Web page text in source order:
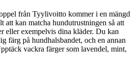
från Tyylivoitto kommer i en mängd
att kan matcha hundutrustningen så att
eller exempelvis dina kläder. Du kan
färg på hundhalsbandet, och en annan
vackra färger som lavendel, mint,